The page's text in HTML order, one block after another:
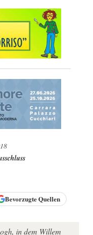
Bevorzugte Quellen
in dem Willem